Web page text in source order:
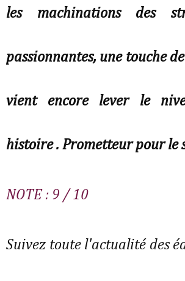
les machinations des
passionnantes, une touche
vient encore lever le
histoire . Prometteur pour le
NOTE : 9 / 10
Suivez toute l'actualité des